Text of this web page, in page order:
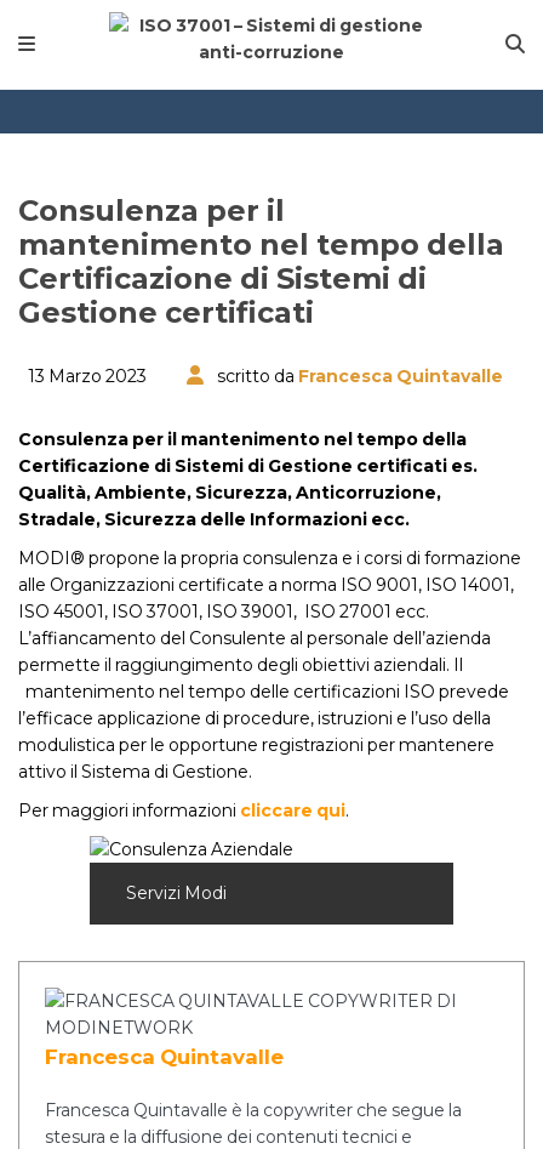
Consulenza per il
mantenimento nel tempo della
Certificazione di Sistemi di
Gestione certificati
13 Marzo 2023 scritto da Francesca Quintavalle
Consulenza per il mantenimento nel tempo della
Certificazione di Sistemi di Gestione certificati es.
Qualità, Ambiente, Sicurezza, Anticorruzione,
Stradale, Sicurezza delle Informazioni ecc.
MODI® propone la propria consulenza e i corsi di formazione
alle Organizzazioni certificate a norma ISO 9001, ISO 14001,
ISO 45001, ISO 37001, ISO 39001, ISO 27001 ecc.
L’affiancamento del Consulente al personale dell’azienda
permette il raggiungimento degli obiettivi aziendali. Il
mantenimento nel tempo delle certificazioni ISO prevede
l’efficace applicazione di procedure, istruzioni e l’uso della
modulistica per le opportune registrazioni per mantenere
attivo il Sistema di Gestione.
Per maggiori informazioni cliccare qui.
Servizi Modi
Francesca Quintavalle
Francesca Quintavalle è la copywriter che segue la
stesura e la diffusione dei contenuti tecnici e